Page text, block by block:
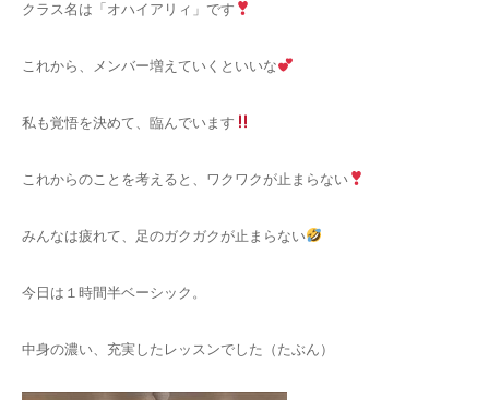
クラス名は「オハイアリィ」です
これから、メンバー増えていくといいな
私も覚悟を決めて、臨んでいます
これからのことを考えると、ワクワクが止まらない
みんなは疲れて、足のガクガクが止まらない
今日は１時間半ベーシック。
中身の濃い、充実したレッスンでした（たぶん）